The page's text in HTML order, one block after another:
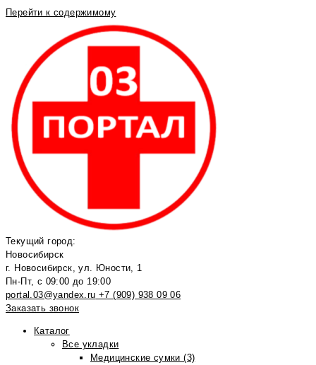
Перейти к содержимому
Текущий город:
Новосибирск
г. Новосибирск, ул. Юности, 1
Пн-Пт, с 09:00 до 19:00
portal.03@yandex.ru +7 (909) 938 09 06
Заказать звонок
Каталог
Все укладки
Медицинские сумки (3)